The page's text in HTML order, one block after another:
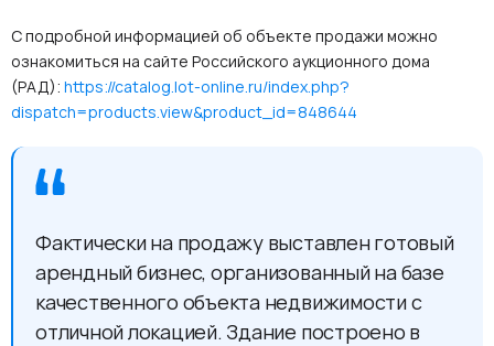
С подробной информацией об объекте продажи можно
ознакомиться на сайте Российского аукционного дома
(РАД): https://catalog.lot-online.ru/index.php?
dispatch=products.view&product_id=848644
Фактически на продажу выставлен готовый
арендный бизнес, организованный на базе
качественного объекта недвижимости с
отличной локацией. Здание построено в